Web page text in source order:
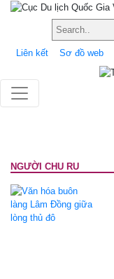
Liên kết Sơ đồ web
NGƯỜI CHU RU